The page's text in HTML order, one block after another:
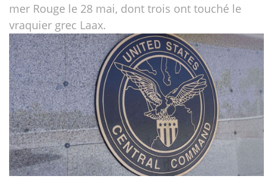
mer Rouge le 28 mai, dont trois ont touché le
vraquier grec Laax.